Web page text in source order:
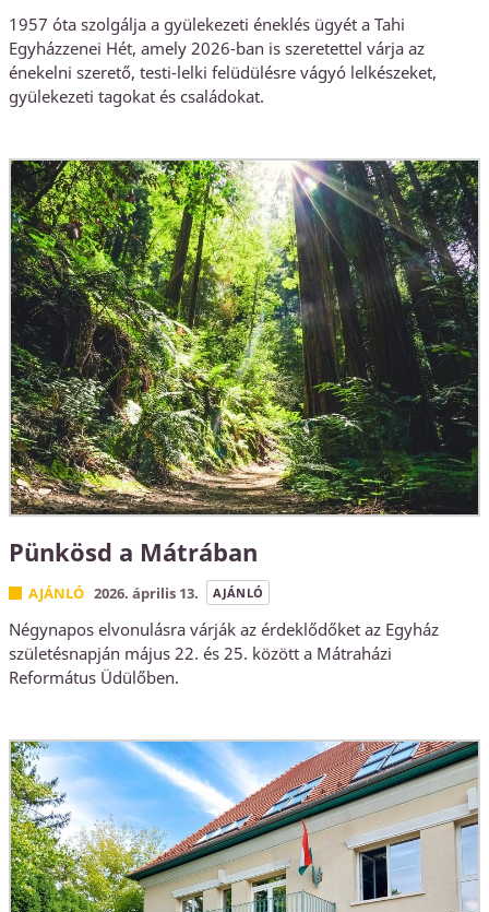
1957 óta szolgálja a gyülekezeti éneklés ügyét a Tahi
Egyházzenei Hét, amely 2026-ban is szeretettel várja az
énekelni szerető, testi-lelki felüdülésre vágyó lelkészeket,
gyülekezeti tagokat és családokat.
Pünkösd a Mátrában
AJÁNLÓ 2026. április 13. AJÁNLÓ
Négynapos elvonulásra várják az érdeklődőket az Egyház
születésnapján május 22. és 25. között a Mátraházi
Református Üdülőben.